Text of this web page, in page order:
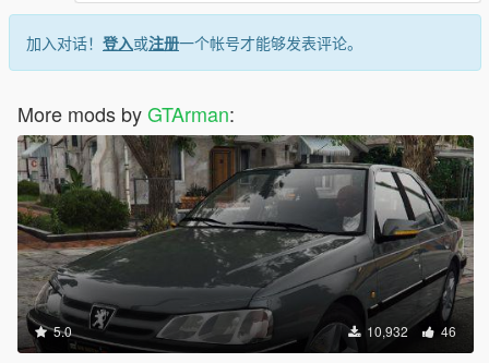
加入对话！ 登入或注册一个帐号才能够发表评论。
More mods byGTArman:
5.0 10,932 46